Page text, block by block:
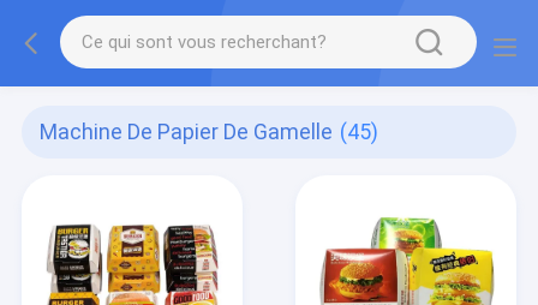
Machine De Papier De Gamelle (45)